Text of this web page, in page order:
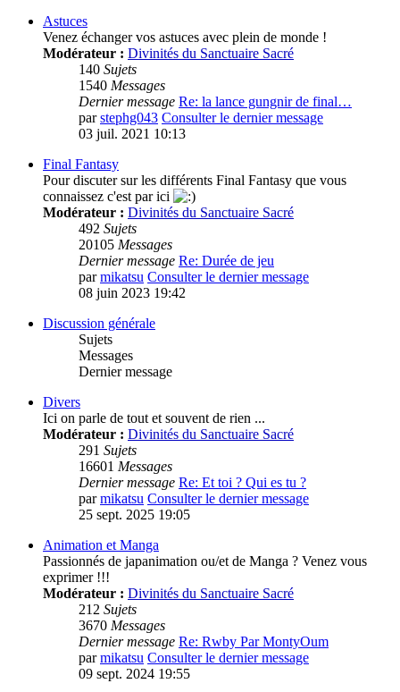
Astuces
Venez échanger vos astuces avec plein de monde !
Modérateur : Divinités du Sanctuaire Sacré
140 Sujets
1540 Messages
Dernier message Re: la lance gungnir de final…
parstephg043 Consulter le dernier message
03 juil. 2021 10:13
Final Fantasy
Pour discuter sur les différents Final Fantasy que vous
connaissez c'est par ici
Modérateur : Divinités du Sanctuaire Sacré
492 Sujets
20105 Messages
Dernier message Re: Durée de jeu
parmikatsu Consulter le dernier message
08 juin 2023 19:42
Discussion générale
Sujets
Messages
Dernier message
Divers
Ici on parle de tout et souvent de rien ...
Modérateur : Divinités du Sanctuaire Sacré
291 Sujets
16601 Messages
Dernier message Re: Et toi ? Qui es tu ?
parmikatsu Consulter le dernier message
25 sept. 2025 19:05
Animation et Manga
Passionnés de japanimation ou/et de Manga ? Venez vous
exprimer !!!
Modérateur : Divinités du Sanctuaire Sacré
212 Sujets
3670 Messages
Dernier message Re: Rwby Par MontyOum
parmikatsu Consulter le dernier message
09 sept. 2024 19:55